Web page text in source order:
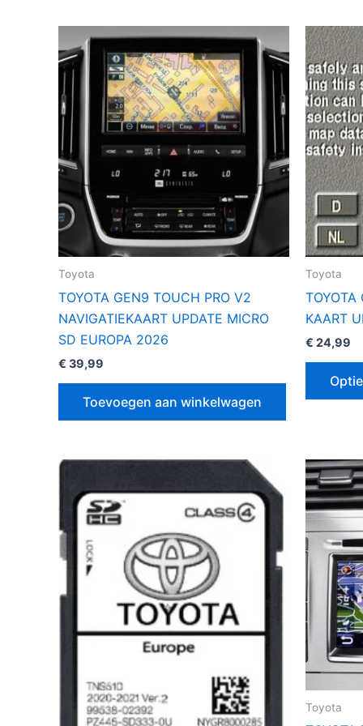
Toyota
TOYOTA GEN9 TOUCH PRO V2
NAVIGATIEKAART UPDATE MICRO
SD EUROPA 2026
€ 39,99
Toevoegen aan winkelwagen
Toyota
TOYOTA
KAART
€ 24,99
Toyota